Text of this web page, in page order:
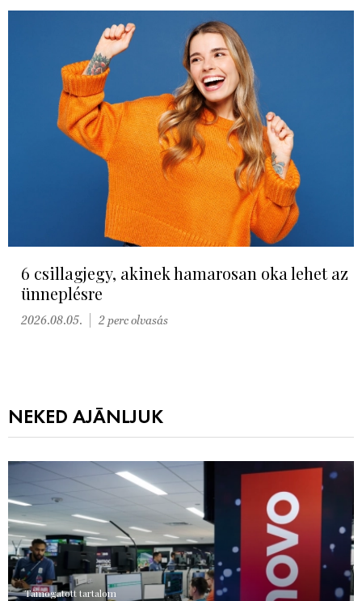
6 csillagjegy, akinek hamarosan oka lehet az
ünneplésre
2026.08.05. 2 perc olvasás
NEKED AJÁNLJUK
Támogatott tartalom